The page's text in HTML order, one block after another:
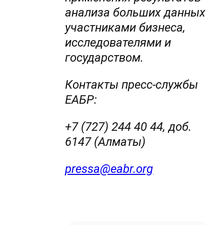
анализа больших данных
участниками бизнеса,
исследователями и
государством.
Контакты пресс-службы
ЕАБР:
+7 (727) 244 40 44, доб.
6147 (Алматы)
pressa@eabr.org